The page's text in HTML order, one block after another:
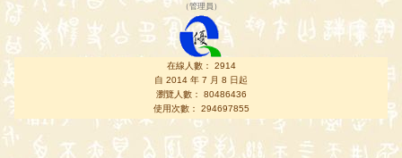
（管理員 ）
在線人數： 2914
自 2014 年 7 月 8 日起
瀏覽人數： 80486436
使用次數： 294697855